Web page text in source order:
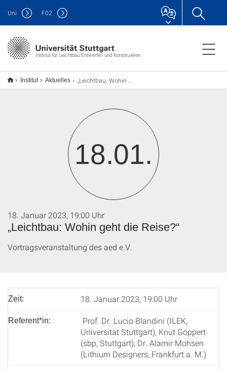
Institut für Leichtbau Entwerfen und Konstruieren
Uni F02
Institut Aktuelles „Leichtbau: Wohin geht die Reise?“
18.01.
„Leichtbau: Wohin geht die Reise?“
18. Januar 2023, 19:00 Uhr
Vortragsveranstaltung des aed e.V.
Zeit: 18. Januar 2023, 19:00 Uhr
Referent*in:
Prof. Dr. Lucio Blandini (ILEK,
Universität Stuttgart), Knut Göppert
(sbp, Stuttgart), Dr. Alamir Mohsen
(Lithium Designers, Frankfurt a. M.)